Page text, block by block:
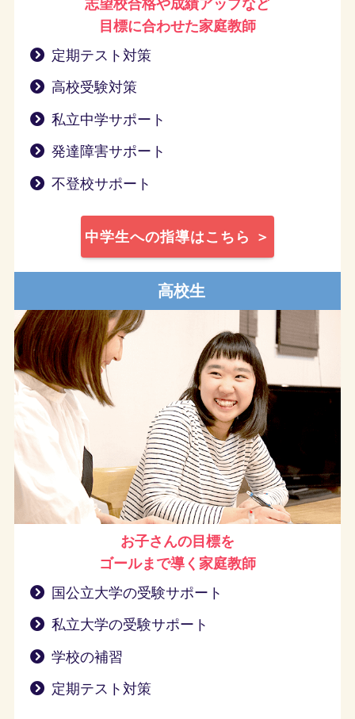
志望校合格や成績アップなど
目標に合わせた家庭教師
定期テスト対策
高校受験対策
私立中学サポート
発達障害サポート
不登校サポート
中学生への指導はこちら ＞
高校生
お子さんの目標を
ゴールまで導く 家庭教師
国公立大学の受験サポート
私立大学の受験サポート
学校の補習
定期テスト対策